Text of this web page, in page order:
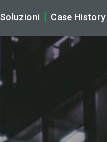
Soluzioni
Artificial Intelligence
Cyber Security
Case History